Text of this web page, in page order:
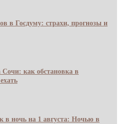
в Госдуму: страхи, прогнозы и
Сочи: как обстановка в
в ночь на 1 августа: Ночью в